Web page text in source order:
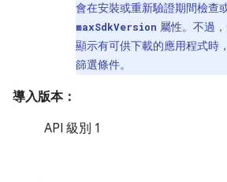
會在安裝或重新驗證期間檢查
maxSdkVersion 屬性。不過
顯示有可供下載的應用程式時
篩選條件。
導入版本：
API 級別 1